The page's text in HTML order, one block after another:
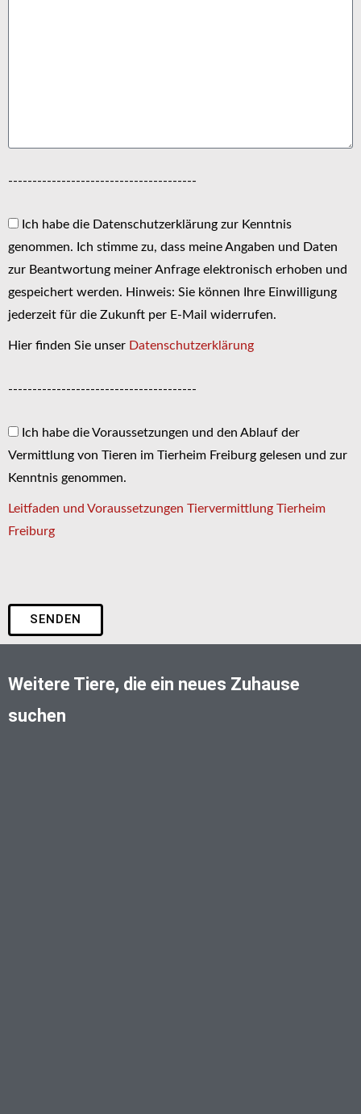
---------------------------------------
Ich habe die Datenschutzerklärung zur Kenntnis
genommen. Ich stimme zu, dass meine Angaben und Daten
zur Beantwortung meiner Anfrage elektronisch erhoben und
gespeichert werden. Hinweis: Sie können Ihre Einwilligung
jederzeit für die Zukunft per E-Mail widerrufen.
Hier finden Sie unser Datenschutzerklärung
---------------------------------------
Ich habe die Voraussetzungen und den Ablauf der
Vermittlung von Tieren im Tierheim Freiburg gelesen und zur
Kenntnis genommen.
Leitfaden und Voraussetzungen Tiervermittlung Tierheim
Freiburg
SENDEN
Weitere Tiere, die ein neues Zuhause
suchen